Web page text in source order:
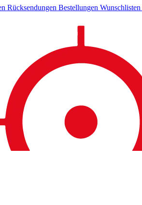
Rücksendungen Bestellungen Wunschlisten